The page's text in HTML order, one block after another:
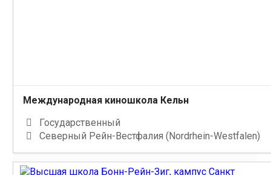
Международная киношкола Кельн
Государственный
Северный Рейн-Вестфалия (Nordrhein-Westfalen)